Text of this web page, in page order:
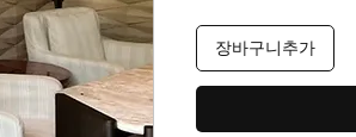
장바구니추가